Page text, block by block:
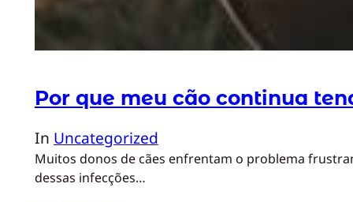
Por que meu cão continua
In Uncategorized
Muitos donos de cães enfrentam o problema
dessas infecções…